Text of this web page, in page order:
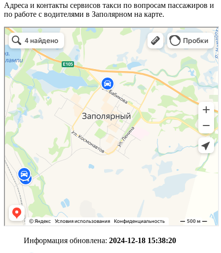
Адреса и контакты сервисов такси по вопросам пассажиров и
по работе с водителями в Заполярном на карте.
Информация обновлена: 2024-12-18 15:38:20